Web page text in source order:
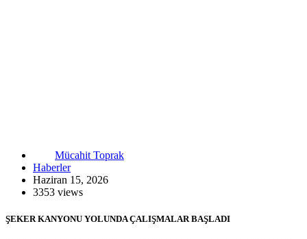
Mücahit Toprak
Haberler
Haziran 15, 2026
3353 views
ŞEKER KANYONU YOLUNDA ÇALIŞMALAR BAŞLADI